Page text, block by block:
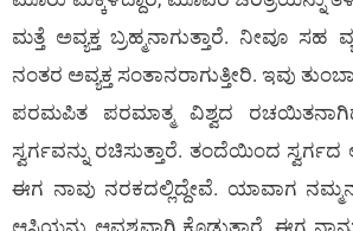
ಮತ್ತೆ ಅವ್ಯಕ್ತ ಬ್ರಹ್ಮನಾಗುತ್ತಾರೆ. ನೀವೂ ಸಹ
ನಂತರ ಅವ್ಯಕ್ತ ಸಂತಾನರಾಗುತ್ತೀರಿ. ಇವು
ಪರಮಪಿತ ಪರಮಾತ್ಮ ವಿಶ್ವದ
ಸ್ವರ್ಗವನ್ನು ರಚಿಸುತ್ತಾರೆ. ತಂದೆಯಿಂದ ಸ್ವರ್ಗದ
ಈಗ ನಾವು ನರಕದಲ್ಲಿದ್ದೇವೆ. ಯಾವಾಗ